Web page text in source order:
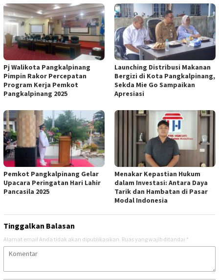
Pj Walikota Pangkalpinang
Pimpin Rakor Percepatan
Program Kerja Pemkot
Pangkalpinang 2025
Launching Distribusi Makanan
Bergizi di Kota Pangkalpinang,
Sekda Mie Go Sampaikan
Apresiasi
Pemkot Pangkalpinang Gelar
Upacara Peringatan Hari Lahir
Pancasila 2025
Menakar Kepastian Hukum
dalam Investasi: Antara Daya
Tarik dan Hambatan di Pasar
Modal Indonesia
Tinggalkan Balasan
Alamat email Anda tidak akan dipublikasikan. Ruas yang wajib ditandai *